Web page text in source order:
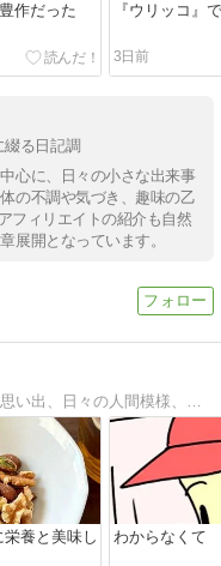
作だった 『ウリッコ』
3日前
綴る日記調
心に、日々の小さな出来事
の不調や気づき、趣味の乙
フィリエイトの紹介も自然
展開となっています。
栄養と美味し
わからなくて